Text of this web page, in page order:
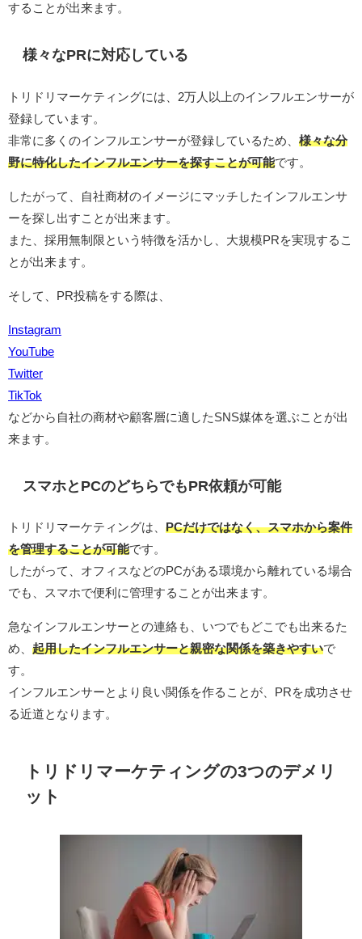
することが出来ます。
様々なPRに対応している
トリドリマーケティングには、2万人以上のインフルエンサーが
登録しています。
非常に多くのインフルエンサーが登録しているため、 様々な分
野に特化したインフルエンサーを探すことが可能です。
したがって、自社商材のイメージにマッチしたインフルエンサ
ーを探し出すことが出来ます。
また、採用無制限という特徴を活かし、大規模PRを実現するこ
とが出来ます。
そして、PR投稿をする際は、
Instagram
YouTube
Twitter
TikTok
などから自社の商材や顧客層に適したSNS媒体を選ぶことが出
来ます。
スマホとPCのどちらでもPR依頼が可能
トリドリマーケティングは、 PCだけではなく、スマホから案件
を管理することが可能です。
したがって、オフィスなどのPCがある環境から離れている場合
でも、スマホで便利に管理することが出来ます。
急なインフルエンサーとの連絡も、いつでもどこでも出来るた
め、 起用したインフルエンサーと親密な関係を築きやすいで
す。
インフルエンサーとより良い関係を作ることが、PRを成功させ
る近道となります。
トリドリマーケティングの3つのデメリ
ット